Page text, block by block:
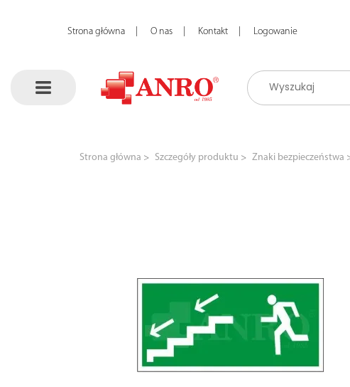
Strona główna O nas Kontakt Logowanie
Strona główna Szczegóły produktu Znaki bezpieczeństwa